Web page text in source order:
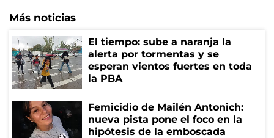
Más noticias
El tiempo: sube a naranja la
alerta por tormentas y se
esperan vientos fuertes en toda
la PBA
Femicidio de Mailén Antonich:
nueva pista pone el foco en la
hipótesis de la emboscada